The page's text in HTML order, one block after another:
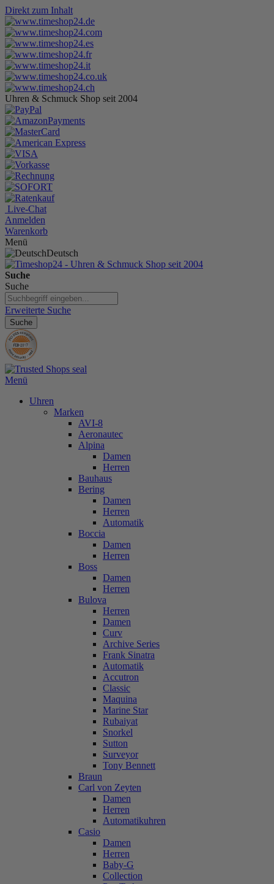
Direkt zum Inhalt
Uhren & Schmuck Shop seit 2004
Live-Chat
Anmelden
Warenkorb
Menü
Deutsch
Suche
Suche
Erweiterte Suche
Suche
Menü
Uhren
Marken
AVI-8
Aeronautec
Alpina
Damen
Herren
Bauhaus
Bering
Damen
Herren
Automatik
Boccia
Damen
Herren
Boss
Damen
Herren
Bulova
Herren
Damen
Curv
Archive Series
Frank Sinatra
Automatik
Accutron
Classic
Maquina
Marine Star
Rubaiyat
Snorkel
Sutton
Surveyor
Tony Bennett
Braun
Carl von Zeyten
Damen
Herren
Automatikuhren
Casio
Damen
Herren
Baby-G
Collection